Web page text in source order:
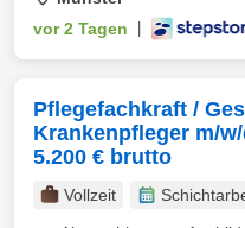
vor 2 Tagen
Pflegefachkraft /
Krankenpfleger m/
5.200 € brutto
Vollzeit